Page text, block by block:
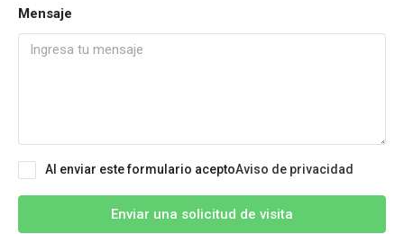
Mensaje
Al enviar este formulario aceptoAviso de privacidad
Enviar una solicitud de visita